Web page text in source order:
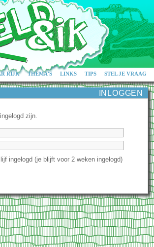
RIJK THEMA'S LINKS TIPS STEL JE VRAAG
INLOGGEN
zijn.
ingelogd (je blijft voor 2 weken ingelogd)